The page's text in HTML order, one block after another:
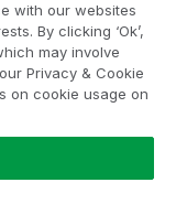
teil
with our websites
By clicking ‘Ok’,
may involve
Privacy & Cookie
on cookie usage on